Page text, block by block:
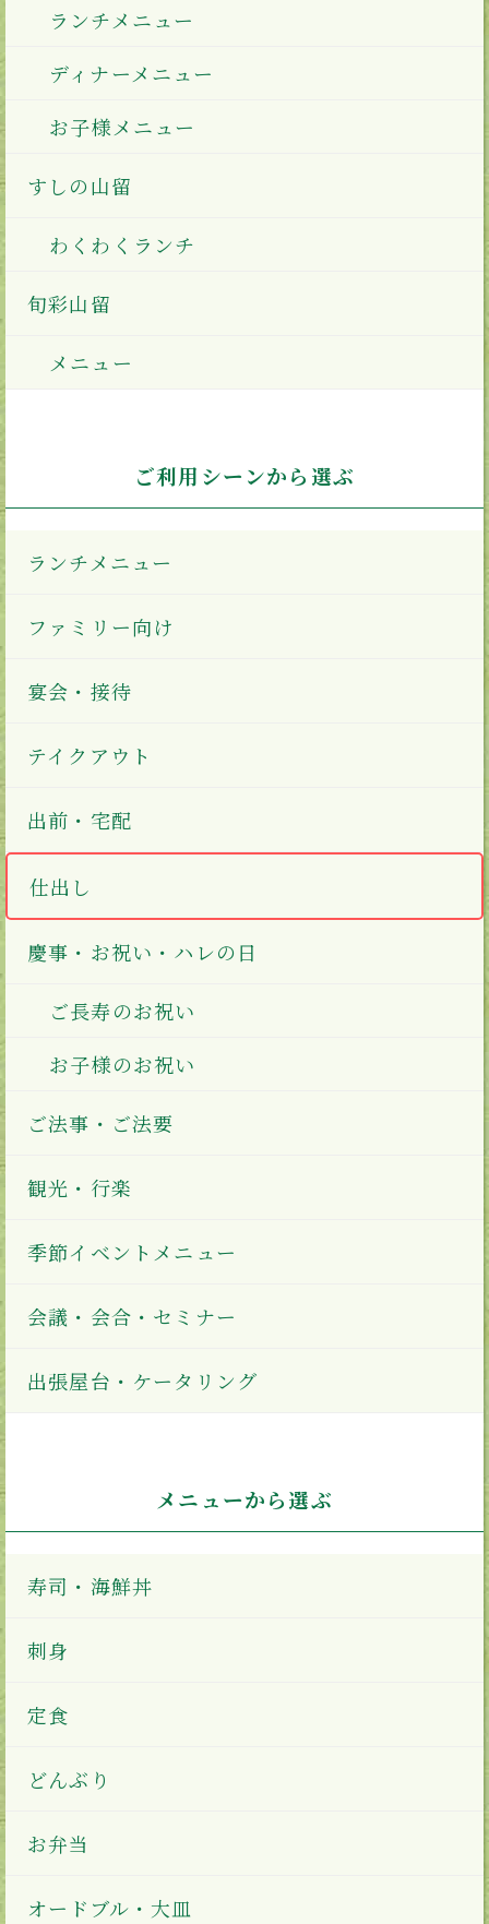
ランチメニュー
ディナーメニュー
お子様メニュー
すしの山留
わくわくランチ
旬彩山留
メニュー
ご利用シーンから選ぶ
ランチメニュー
ファミリー向け
宴会・接待
テイクアウト
出前・宅配
仕出し
慶事・お祝い・ハレの日
ご長寿のお祝い
お子様のお祝い
ご法事・ご法要
観光・行楽
季節イベントメニュー
会議・会合・セミナー
出張屋台・ケータリング
メニューから選ぶ
寿司・海鮮丼
刺身
定食
どんぶり
お弁当
オードブル・大皿